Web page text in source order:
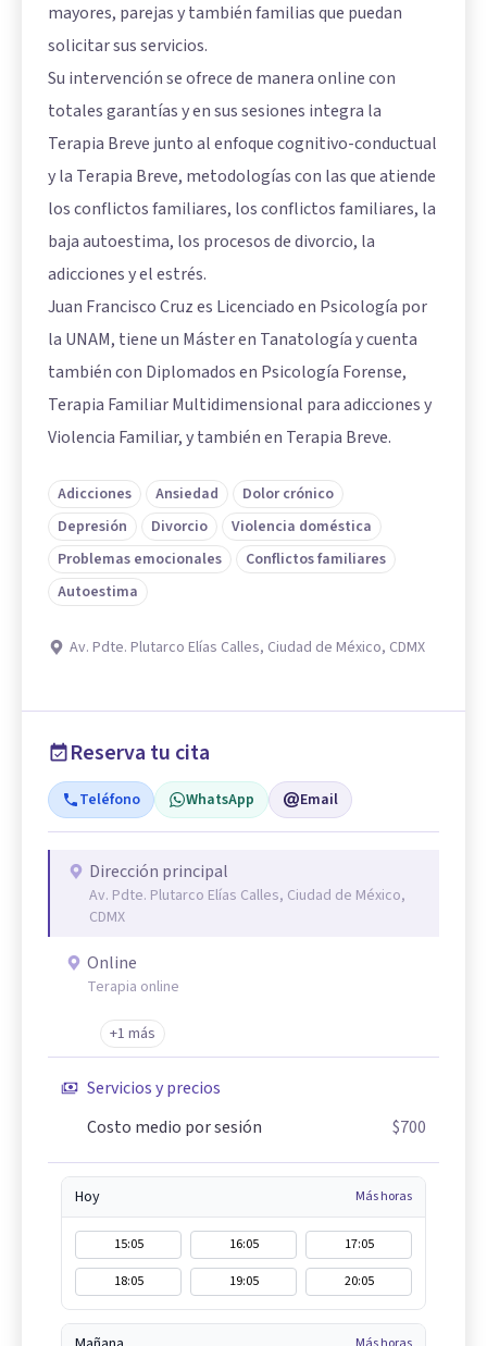
mayores, parejas y también familias que puedan
solicitar sus servicios.
Su intervención se ofrece de manera online con
totales garantías y en sus sesiones integra la
Terapia Breve junto al enfoque cognitivo-conductual
y la Terapia Breve, metodologías con las que atiende
los conflictos familiares, los conflictos familiares, la
baja autoestima, los procesos de divorcio, la
adicciones y el estrés.
Juan Francisco Cruz es Licenciado en Psicología por
la UNAM, tiene un Máster en Tanatología y cuenta
también con Diplomados en Psicología Forense,
Terapia Familiar Multidimensional para adicciones y
Violencia Familiar, y también en Terapia Breve.
Adicciones Ansiedad
Dolor crónico
Depresión
Divorcio
Violencia doméstica
Problemas emocionales
Conflictos familiares
Autoestima
Av. Pdte. Plutarco Elías Calles, Ciudad de México, CDMX
Reserva tu cita
Teléfono WhatsApp Email
Dirección principal
Av. Pdte. Plutarco Elías Calles, Ciudad de México,
CDMX
Online
Terapia online
+1 más
Servicios y precios
Costo medio por sesión
$700
Hoy Más horas
15:05 16:05
17:05
18:05
19:05 20:05